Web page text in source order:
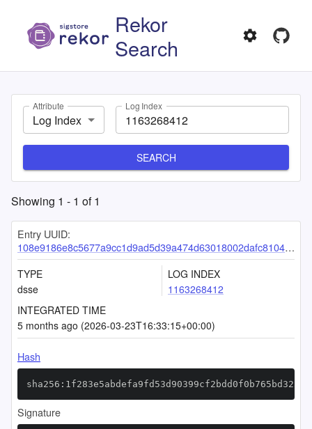
Rekor
Search
Attribute
Log Index
Log Index
SEARCH
Showing 1 - 1 of1
Entry UUID:
108e9186e8c5677a9cc1d9ad5d39a474d63018002dafc810499aee739b8cb4acdaf1c244ae1882dc
TYPE
dsse
LOG INDEX
1163268412
INTEGRATED TIME
5 months ago (2026-03-23T16:33:15+00:00)
Hash
Signature